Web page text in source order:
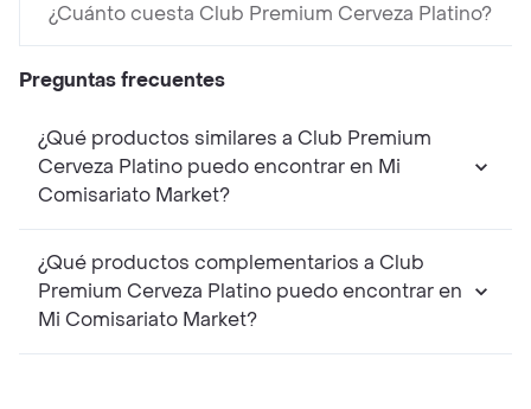
¿Cuánto cuesta Club Premium Cerveza Platino?
Preguntas frecuentes
¿Qué productos similares a Club Premium
Cerveza Platino puedo encontrar en Mi
Comisariato Market?
¿Qué productos complementarios a Club
Premium Cerveza Platino puedo encontrar en
Mi Comisariato Market?